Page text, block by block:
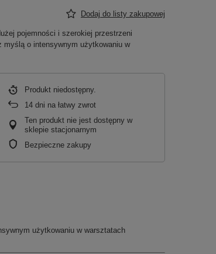
Dodaj do listy zakupowej
pojemności i szerokiej przestrzeni
myślą o intensywnym użytkowaniu w
Produkt niedostępny
14 dni na łatwy zwrot
Ten produkt nie jest dostępny w
sklepie stacjonarnym
Bezpieczne zakupy
użytkowaniu w warsztatach